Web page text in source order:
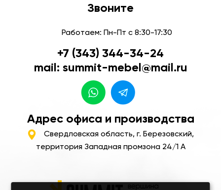
Звоните
Работаем: Пн-Пт с 8:30-17:30
+7 (343) 344-34-24
mail: summit-mebel@mail.ru
Адрес офиса и производства
Свердловская область, г. Березовский,
территория Западная промзона 24/1 А